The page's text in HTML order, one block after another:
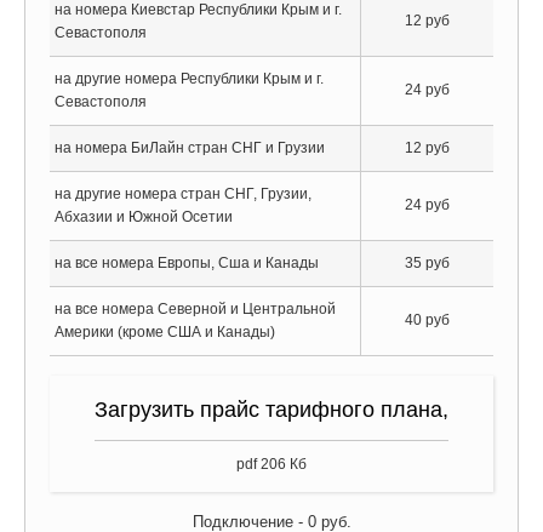
на номера Киевстар Республики Крым и г.
Севастополя
12 руб
на другие номера Республики Крым и г.
Севастополя
24 руб
на номера БиЛайн стран СНГ и Грузии 12 руб
на другие номера стран СНГ, Грузии,
Абхазии и Южной Осетии
24 руб
на все номера Европы, Сша и Канады 35 руб
на все номера Северной и Центральной
Америки (кроме США и Канады)
40 руб
Загрузить прайс тарифного плана,
pdf 206 Кб
Подключение - 0руб.